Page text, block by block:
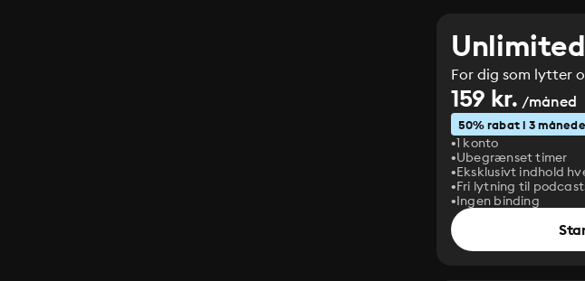
Unlimited
For dig som lytter
159 kr. /måned
50% rabat i 3
1 konto
Ubegrænset timer
Eksklusivt indhold
Fri lytning til
Ingen binding